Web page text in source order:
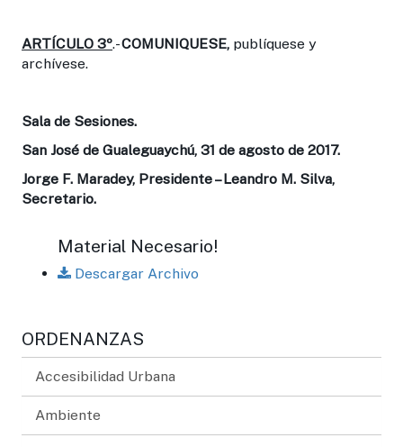
ARTÍCULO 3º.-COMUNIQUESE, publíquese y
archívese.
Sala de Sesiones.
San José de Gualeguaychú, 31 de agosto de 2017.
Jorge F. Maradey, Presidente – Leandro M. Silva,
Secretario.
Material Necesario!
Descargar Archivo
ORDENANZAS
Accesibilidad Urbana
Ambiente